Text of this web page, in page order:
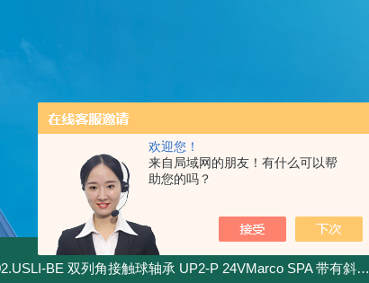
欢迎您！
来自局域网的朋友！有什么可以帮
助您的吗？
BE 双列角接触球轴承 UP2-P 24VMarco SPA 带有斜齿轮青铜润滑油泵